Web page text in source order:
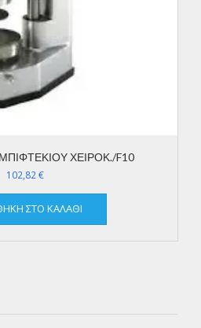
ΧΕΙΡΟΚ./F10
102,82€
ΣΤΟ ΚΑΛΆΘΙ